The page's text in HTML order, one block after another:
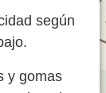
según
y gomas